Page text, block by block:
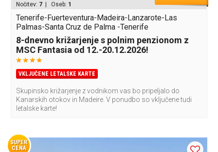
Nočitev: 7 | Oseb: 1
Tenerife-Fuerteventura-Madeira-Lanzarote-Las
Palmas-Santa Cruz de Palma -Tenerife
8-dnevno križarjenje s polnim penzionom z
MSC Fantasia od 12.-20.12.2026!
VKLJUČENE LETALSKE KARTE
Skupinsko križarjenje z vodnikom vas bo pripeljalo do
Kanarskih otokov in Madeire. V ponudbo so vključene tudi
letalske karte!
SUPER
CENA